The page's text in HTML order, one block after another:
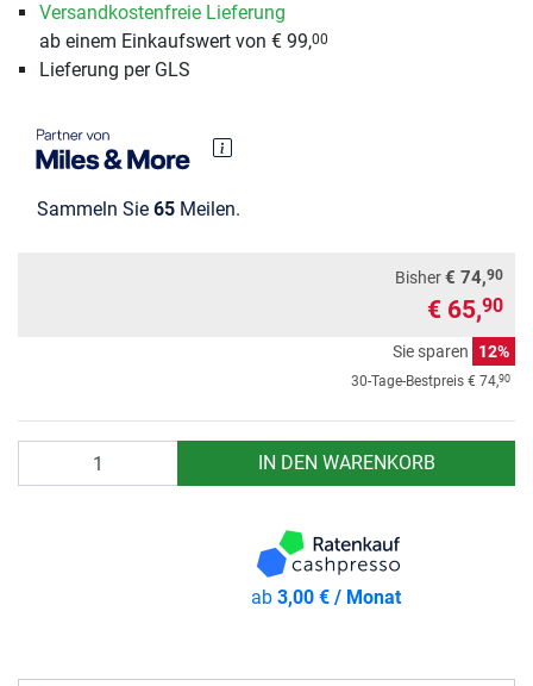
Versandkostenfreie Lieferung
ab einem Einkaufswert von € 99,00
Lieferung per GLS
Sammeln Sie 65 Meilen.
Bisher€ 74,90
€ 65,90
Sie sparen 12%
30-Tage-Bestpreis € 74,90
IN DEN WARENKORB
ab3,00 € / Monat